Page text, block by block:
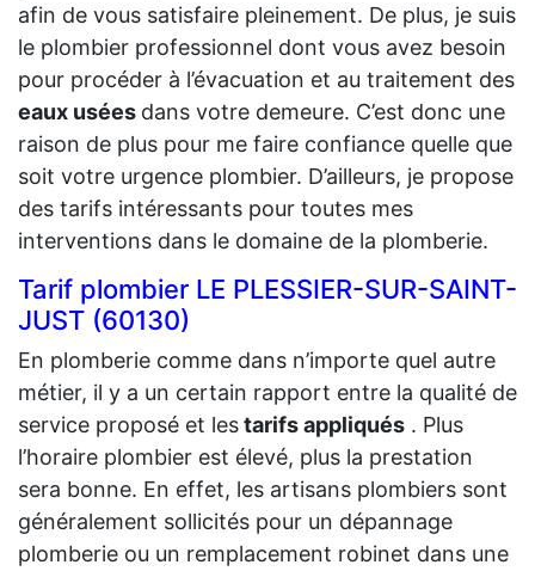
afin de vous satisfaire pleinement. De plus, je suis
le plombier professionnel dont vous avez besoin
pour procéder à l’évacuation et au traitement des
eaux usées dans votre demeure. C’est donc une
raison de plus pour me faire confiance quelle que
soit votre urgence plombier. D’ailleurs, je propose
des tarifs intéressants pour toutes mes
interventions dans le domaine de la plomberie.
Tarif plombier LE PLESSIER-SUR-SAINT-
JUST (60130)
En plomberie comme dans n’importe quel autre
métier, il y a un certain rapport entre la qualité de
service proposé et lestarifs appliqués . Plus
l’horaire plombier est élevé, plus la prestation
sera bonne. En effet, les artisans plombiers sont
généralement sollicités pour un dépannage
plomberie ou un remplacement robinet dans une